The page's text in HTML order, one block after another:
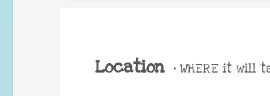
Location • WHERE it will